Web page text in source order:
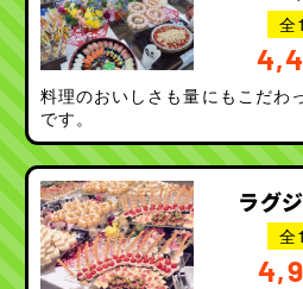
全
料理のおいしさも量にもこだわ
です。
ラグ
全